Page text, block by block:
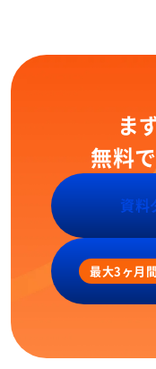
ま
無料
資料
最大3ヶ月間